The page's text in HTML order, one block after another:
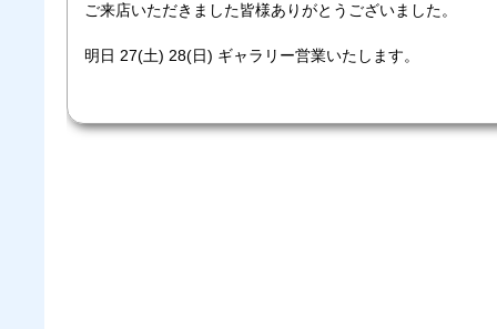
ご来店いただきました皆様ありがとうございました。
明日 27(土) 28(日) ギャラリー営業いたします。